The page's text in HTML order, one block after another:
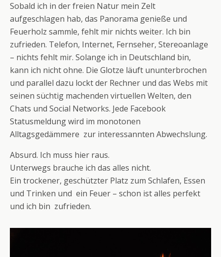
Sobald ich in der freien Natur mein Zelt
aufgeschlagen hab, das Panorama genieße und
Feuerholz sammle, fehlt mir nichts weiter. Ich bin
zufrieden. Telefon, Internet, Fernseher, Stereoanlage
– nichts fehlt mir. Solange ich in Deutschland bin,
kann ich nicht ohne. Die Glotze läuft ununterbrochen
und parallel dazu lockt der Rechner und das Webs mit
seinen süchtig machenden virtuellen Welten, den
Chats und Social Networks. Jede Facebook
Statusmeldung wird im monotonen
Alltagsgedämmere zur interessannten Abwechslung.
Absurd. Ich muss hier raus.
Unterwegs brauche ich das alles nicht.
Ein trockener, geschützter Platz zum Schlafen, Essen
und Trinken und ein Feuer – schon ist alles perfekt
und ich bin zufrieden.